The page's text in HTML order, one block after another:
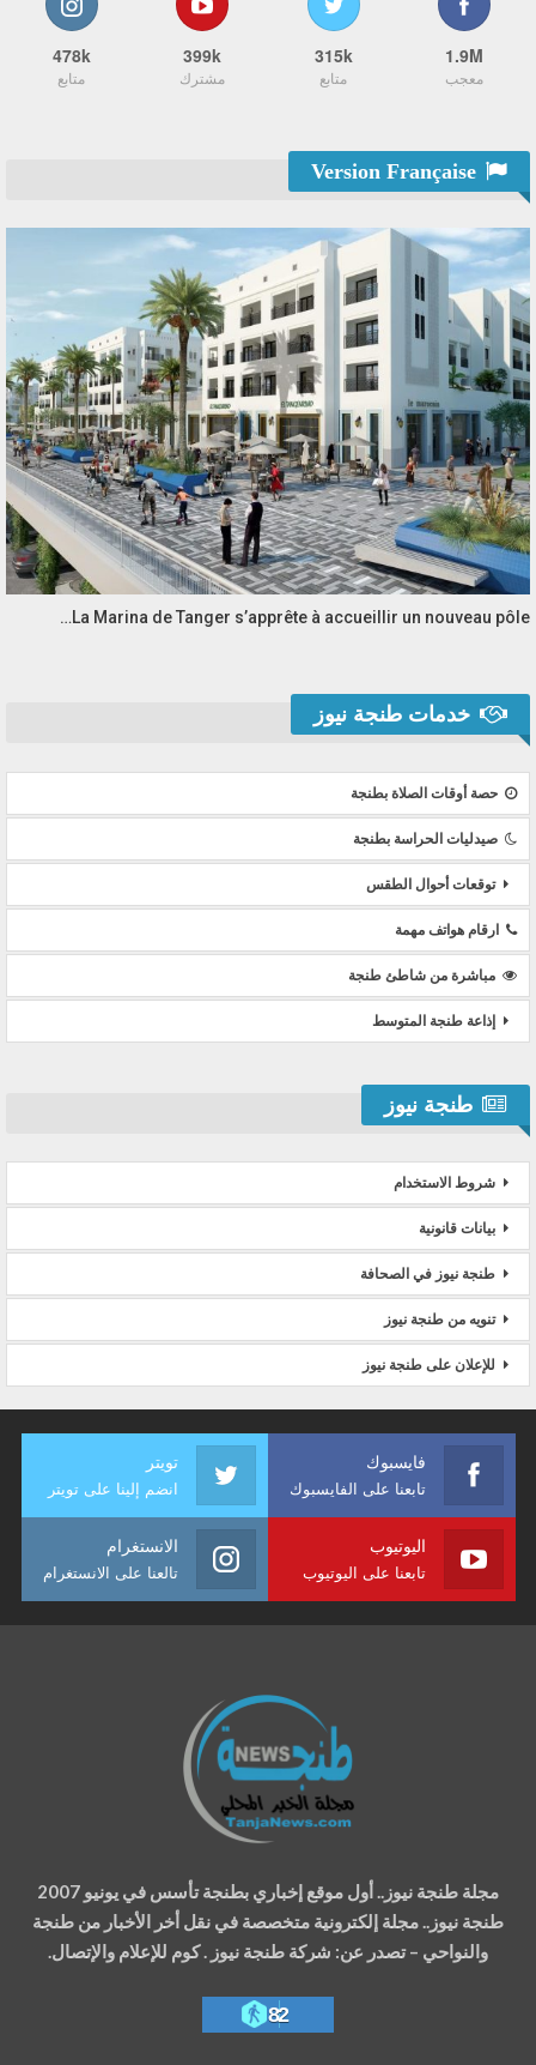
1.9M
معجب
315k
متابع
399k
مشترك
478k
متابع
La Marina de Tanger s’apprête à accueillir un nouveau pôle…
خدمات طنجة نيوز
حصة أوقات الصلاة بطنجة
صيدليات الحراسة بطنجة
توقعات أحوال الطقس
ارقام هواتف مهمة
مباشرة من شاطئ طنجة
إذاعة طنجة المتوسط
طنجة نيوز
شروط الاستخدام
بيانات قانونية
طنجة نيوز في الصحافة
تنويه من طنجة نيوز
للإعلان على طنجة نيوز
فايسبوك
تابعنا على الفايسبوك
تويتر
انضم إلينا على تويتر
اليوتيوب
تابعنا على اليوتيوب
الانستغرام
تالعنا على الانستغرام
مجلة طنجة نيوز.. أول موقع إخباري بطنجة تأسس في يونيو 2007
طنجة نيوز.. مجلة إلكترونية متخصصة في نقل أخر الأخبار من طنجة
والنواحي – تصدر عن: شركة طنجة نيوز . كوم للإعلام والإتصال.
82